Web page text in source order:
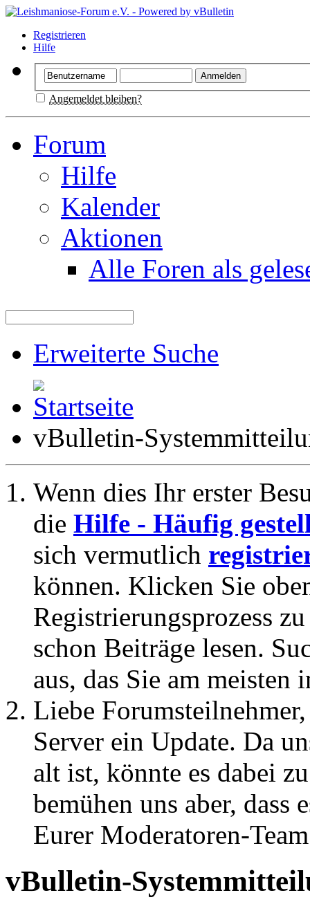
Registrieren
Hilfe
Angemeldet bleiben?
Forum
Hilfe
Kalender
Aktionen
Alle Foren als
Erweiterte Suche
vBulletin-
Wenn dies Ihr erster
die Hilfe - Häufig
sich vermutlich
können. Klicken Sie
Registrierungsprozess
schon Beiträge lesen.
aus, das Sie am meisten
Liebe
Server ein Update. Da
alt ist, könnte es dabei
bemühen uns aber, dass
Eurer Moderatoren-Team
vBulletin-